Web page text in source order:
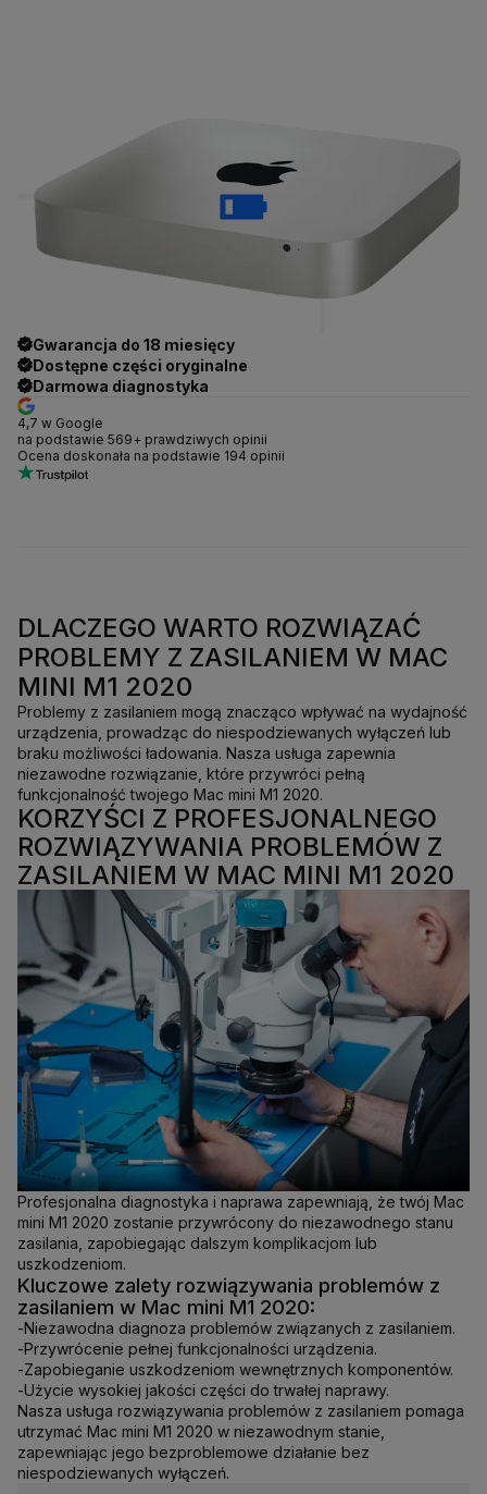
Gwarancja do 18 miesięcy
Dostępne części oryginalne
Darmowa diagnostyka
4,7 w Google
na podstawie 569+ prawdziwych opinii
Ocena doskonała na podstawie 194 opinii
DLACZEGO WARTO ROZWIĄZAĆ
PROBLEMY Z ZASILANIEM W MAC
MINI M1 2020
Problemy z zasilaniem mogą znacząco wpływać na wydajność
urządzenia, prowadząc do niespodziewanych wyłączeń lub
braku możliwości ładowania. Nasza usługa zapewnia
niezawodne rozwiązanie, które przywróci pełną
funkcjonalność twojego Mac mini M1 2020.
KORZYŚCI Z PROFESJONALNEGO
ROZWIĄZYWANIA PROBLEMÓW Z
ZASILANIEM W MAC MINI M1 2020
Profesjonalna diagnostyka i naprawa zapewniają, że twój Mac
mini M1 2020 zostanie przywrócony do niezawodnego stanu
zasilania, zapobiegając dalszym komplikacjom lub
uszkodzeniom.
Kluczowe zalety rozwiązywania problemów z
zasilaniem w Mac mini M1 2020:
-Niezawodna diagnoza problemów związanych z zasilaniem.
-Przywrócenie pełnej funkcjonalności urządzenia.
-Zapobieganie uszkodzeniom wewnętrznych komponentów.
-Użycie wysokiej jakości części do trwałej naprawy.
Nasza usługa rozwiązywania problemów z zasilaniem pomaga
utrzymać Mac mini M1 2020 w niezawodnym stanie,
zapewniając jego bezproblemowe działanie bez
niespodziewanych wyłączeń.